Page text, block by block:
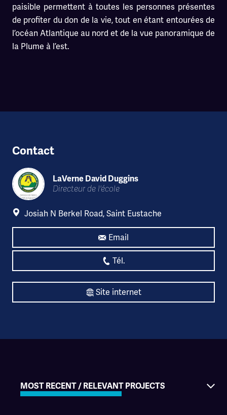
paisible permettent à toutes les personnes présentes
de profiter du don de la vie, tout en étant entourées de
l’océan Atlantique au nord et de la vue panoramique de
la Plume à l’est.
Contact
LaVerne David Duggins
Directeur de l'école
Josiah N Berkel Road, Saint Eustache
Email
Tél.
Site internet
MOST RECENT / RELEVANT PROJECTS